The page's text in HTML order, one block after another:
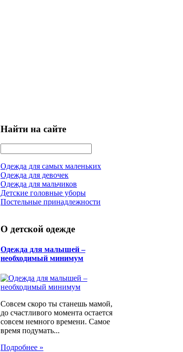
Найти на сайте
Одежда для самых маленьких
Одежда для девочек
Одежда для мальчиков
Детские головные уборы
Постельные принадлежности
О детской одежде
Одежда для малышей –
необходимый минимум
Совсем скоро ты станешь мамой,
до счастливого момента остается
совсем немного времени. Самое
время подумать...
Подробнее »